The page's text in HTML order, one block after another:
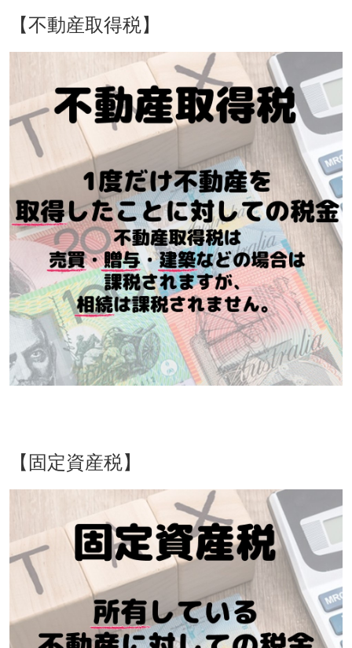
【不動産取得税】
【固定資産税】